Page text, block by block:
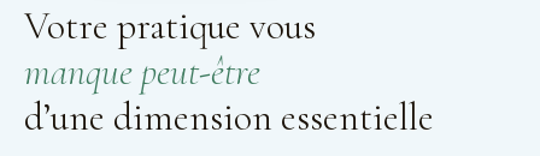
Votre pratique vous
manque peut-être
d’une dimension essentielle